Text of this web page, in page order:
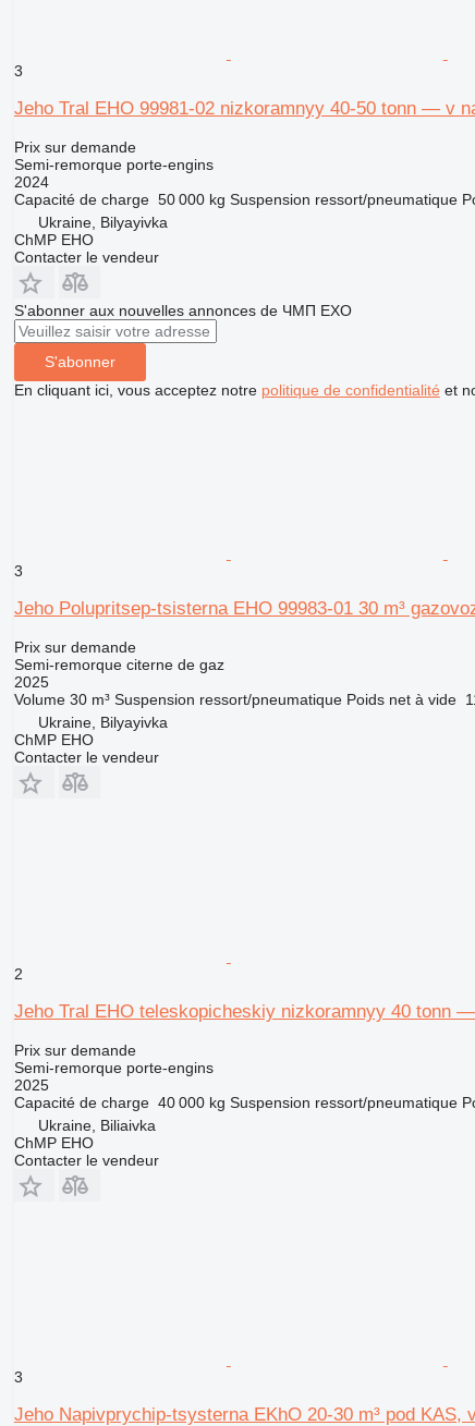
3
Jeho Tral EHO 99981-02 nizkoramnyy 40-50 tonn — v
Prix sur demande
Semi-remorque porte-engins
2024
Capacité de charge 50 000 kg Suspension ressort/pneumatique
Ukraine, Bilyayivka
ChMP EHO
Contacter le vendeur
S'abonner aux nouvelles annonces de ЧМП ЕХО
S'abonner
En cliquant ici, vous acceptez notre politique de confidentialité et
3
Jeho Polupritsep-tsisterna EHO 99983-01 30 m³
Prix sur demande
Semi-remorque citerne de gaz
2025
Volume 30 m³ Suspension ressort/pneumatique Poids net à vide
Ukraine, Bilyayivka
ChMP EHO
Contacter le vendeur
2
Jeho Tral EHO teleskopicheskiy nizkoramnyy 40 tonn
Prix sur demande
Semi-remorque porte-engins
2025
Capacité de charge 40 000 kg Suspension ressort/pneumatique
Ukraine, Biliaivka
ChMP EHO
Contacter le vendeur
3
Jeho Napivprychip-tsysterna EKhO 20-30 m³ pod